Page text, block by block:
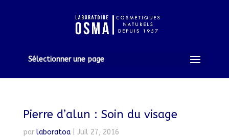
Sélectionner une page
Pierre d’alun : Soin du visage
par laboratoa| Juil 27, 2016